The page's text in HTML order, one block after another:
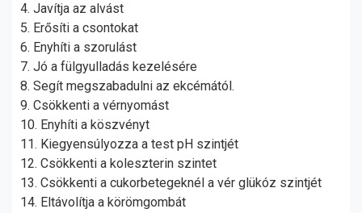
4. Javítja az alvást
5. Erősíti a csontokat
6. Enyhíti a szorulást
7. Jó a fülgyulladás kezelésére
8. Segít megszabadulni az ekcémától.
9. Csökkenti a vérnyomást
10. Enyhíti a köszvényt
11. Kiegyensúlyozza a test pH szintjét
12. Csökkenti a koleszterin szintet
13. Csökkenti a cukorbetegeknél a vér glükóz szintjét
14. Eltávolítja a körömgombát